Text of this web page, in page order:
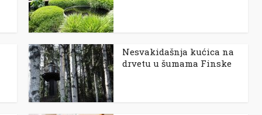
Nesvakidašnja kućica na
drvetu u šumama Finske